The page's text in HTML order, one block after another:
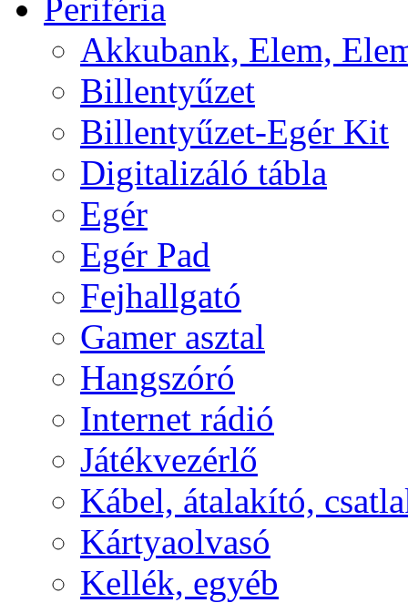
Periféria
Akkubank, Elem,
Billentyűzet
Billentyűzet-Egér Kit
Digitalizáló tábla
Egér
Egér Pad
Fejhallgató
Gamer asztal
Hangszóró
Internet rádió
Játékvezérlő
Kábel, átalakító,
Kártyaolvasó
Kellék, egyéb